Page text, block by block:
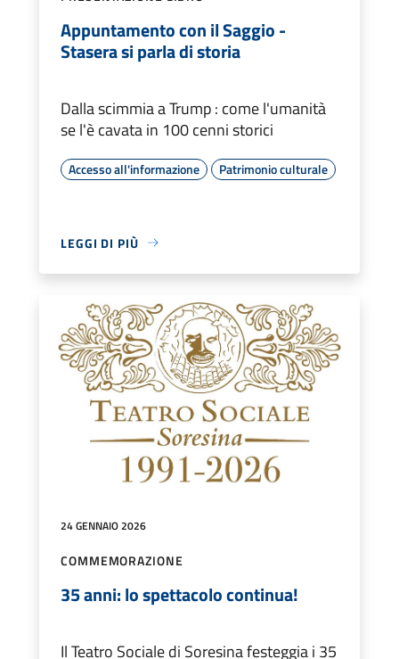
Appuntamento con il Saggio -
Stasera si parla di storia
Dalla scimmia a Trump : come l'umanità
se l'è cavata in 100 cenni storici
Accesso all'informazione Patrimonio culturale
LEGGI DI PIÙ
24 GENNAIO 2026
COMMEMORAZIONE
35 anni: lo spettacolo continua!
Il Teatro Sociale di Soresina festeggia i 35